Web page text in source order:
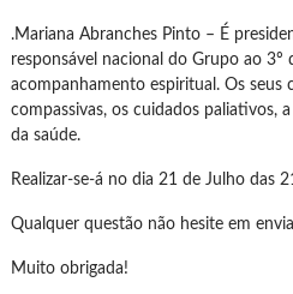
.Mariana Abranches Pinto – É
responsável nacional do Grupo ao
acompanhamento espiritual. Os seus
compassivas, os cuidados paliativos,
da saúde.
Realizar-se-á no dia 21 de Julho das
Qualquer questão não hesite em
Muito obrigada!